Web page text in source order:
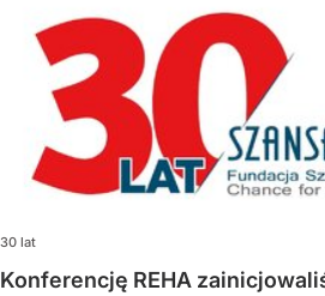
30 lat
Konferencję REHA